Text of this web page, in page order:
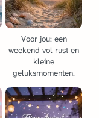
Voor jou: een
weekend vol rust en
kleine
geluksmomenten.